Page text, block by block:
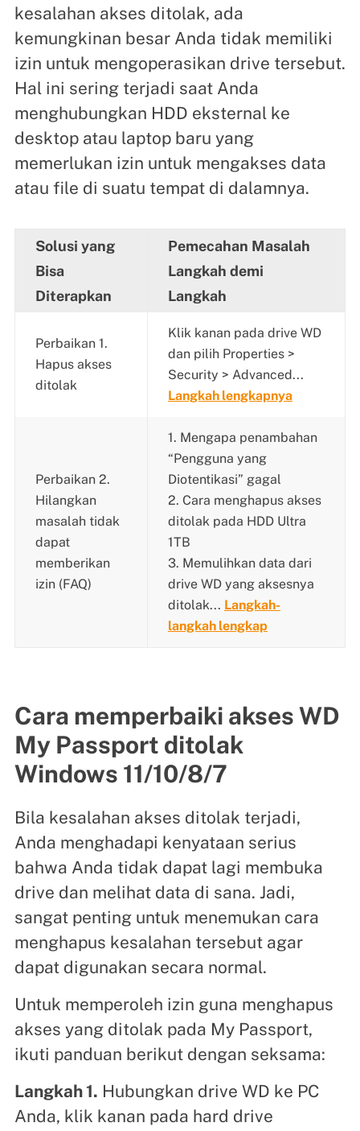
kesalahan akses ditolak, ada
kemungkinan besar Anda tidak memiliki
izin untuk mengoperasikan drive tersebut.
Hal ini sering terjadi saat Anda
menghubungkan HDD eksternal ke
desktop atau laptop baru yang
memerlukan izin untuk mengakses data
atau file di suatu tempat di dalamnya.
Solusi yang
Bisa
Diterapkan
Pemecahan Masalah
Langkah demi
Langkah
Perbaikan 1.
Hapus akses
ditolak
Klik kanan pada drive WD
dan pilih Properties >
Security > Advanced...
Langkah lengkapnya
Perbaikan 2.
Hilangkan
masalah tidak
dapat
memberikan
izin (FAQ)
1. Mengapa penambahan
“Pengguna yang
Diotentikasi” gagal
2. Cara menghapus akses
ditolak pada HDD Ultra
1TB
3. Memulihkan data dari
drive WD yang aksesnya
ditolak... Langkah-
langkah lengkap
Cara memperbaiki akses WD
My Passport ditolak
Windows 11/10/8/7
Bila kesalahan akses ditolak terjadi,
Anda menghadapi kenyataan serius
bahwa Anda tidak dapat lagi membuka
drive dan melihat data di sana. Jadi,
sangat penting untuk menemukan cara
menghapus kesalahan tersebut agar
dapat digunakan secara normal.
Untuk memperoleh izin guna menghapus
akses yang ditolak pada My Passport,
ikuti panduan berikut dengan seksama:
Langkah 1. Hubungkan drive WD ke PC
Anda, klik kanan pada hard drive